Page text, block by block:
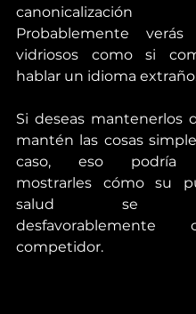
canonicalización
Probablemente
vidriosos como si
hablar un idioma
Si deseas mantenerlos
mantén las cosas
caso, eso podría
mostrarles cómo su
salud se
competidor.